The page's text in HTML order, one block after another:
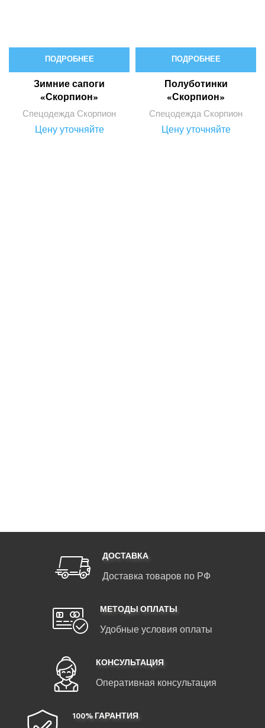
ПОДРОБНЕЕ
Зимние сапоги
«Скорпион»
Спецодежда Скорпион
Цену уточняйте
ПОДРОБНЕЕ
Полуботинки
«Скорпион»
Спецодежда Скорпион
Цену уточняйте
ДОСТАВКА
Доставка товаров по РФ
МЕТОДЫ ОПЛАТЫ
Удобные условия оплаты
КОНСУЛЬТАЦИЯ
Оперативная консультация
100% ГАРАНТИЯ